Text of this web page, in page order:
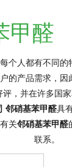
甲醛
每个人都有不同
的产品需求，因
，并在许多国
邻硝基苯甲醛具
关邻硝基苯甲醛
联系。